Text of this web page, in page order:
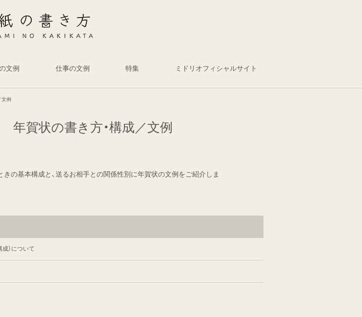
文例 仕事の文例 特集 ミドリオフィシャルサイト
文例
年賀状の書き方・構成／文例
きの基本構成と、送るお相手との関係性別に年賀状の文例をご紹介しま
成）について